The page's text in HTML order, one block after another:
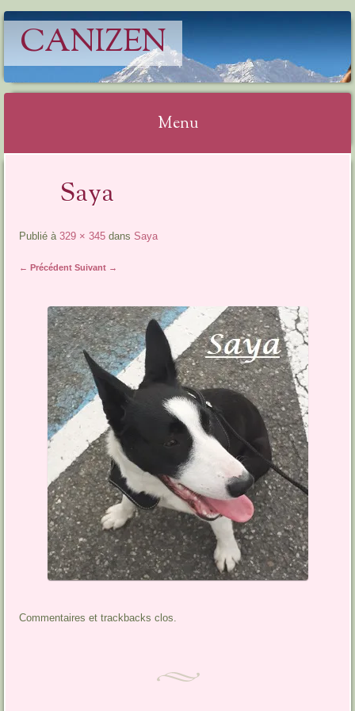
CANIZEN
Menu
Saya
Publié à 329 × 345dans Saya
← Précédent Suivant →
Commentaires et trackbacks clos.